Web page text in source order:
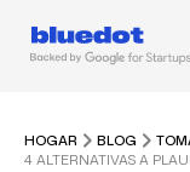
HOGAR BLOG